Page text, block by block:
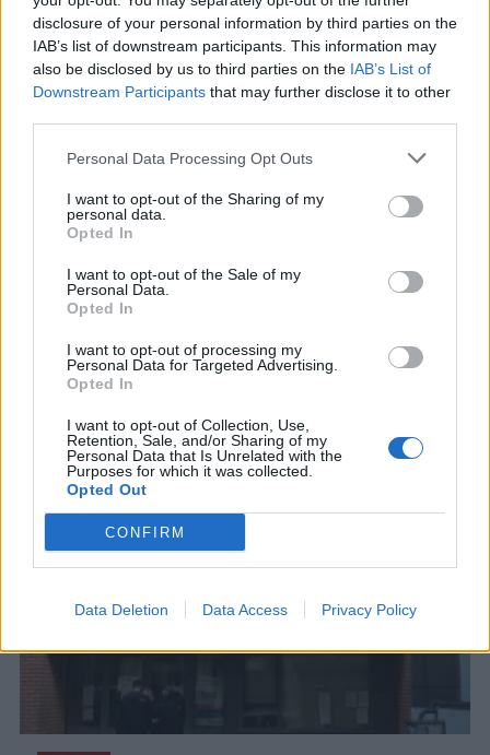
disclosure of your personal information by third parties on the
IAB’s list of downstream participants. This information may
also be disclosed by us to third parties on the IAB’s List of
Downstream Participants that may further disclose it to other
Personal Data Processing Opt Outs
I want to opt-out of the Sharing of my
personal data.
Opted In
I want to opt-out of the Sale of my
Personal Data.
Opted In
I want to opt-out of processing my
Personal Data for Targeted Advertising.
Opted In
I want to opt-out of Collection, Use,
Retention, Sale, and/or Sharing of my
Personal Data that Is Unrelated with the
Purposes for which it was collected.
Opted Out
CONFIRM
Data Deletion Data Access Privacy Policy
ΣΧΕΤΙΚΑ ΑΡΘΡΑ